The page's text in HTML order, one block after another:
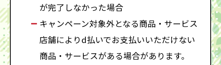
が完了しなかった場合
キャンペーン対象外となる商品・サービス
店舗によりd払いでお支払いいただけない
商品・サービスがある場合があります。